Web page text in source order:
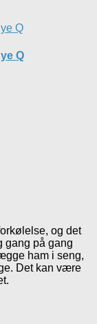
Q
og det
gang på gang
ham i seng,
Det kan være